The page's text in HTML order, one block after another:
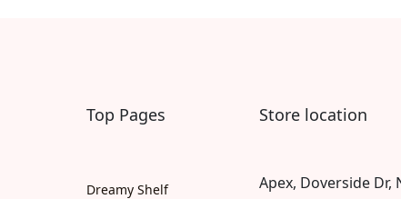
Top Pages
Dreamy Shelf
Store location
Apex, Doverside Dr,